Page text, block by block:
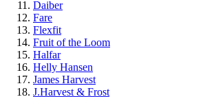
Daiber
Fare
Flexfit
Fruit of the Loom
Halfar
Helly Hansen
James Harvest
J.Harvest & Frost